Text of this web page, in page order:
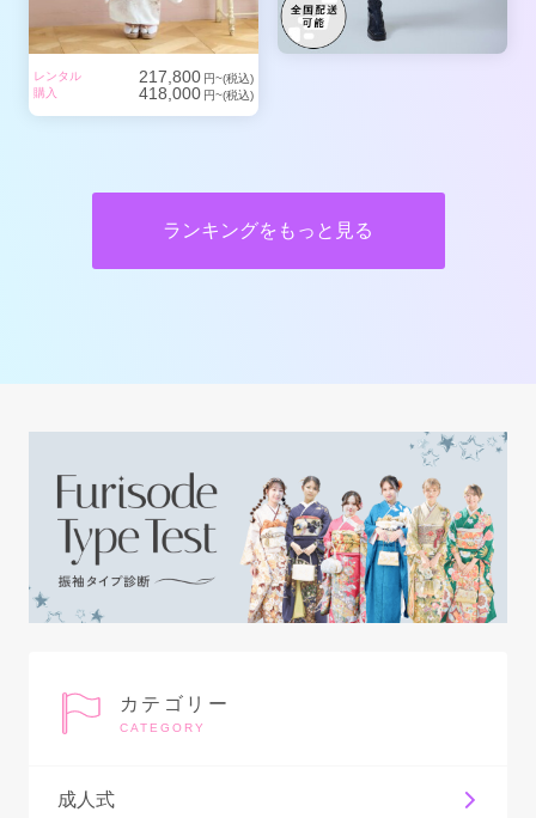
レンタル 217,800 円~(税込)
購入
418,000 円~(税込)
ランキングをもっと見る
カテゴリー
CATEGORY
成人式